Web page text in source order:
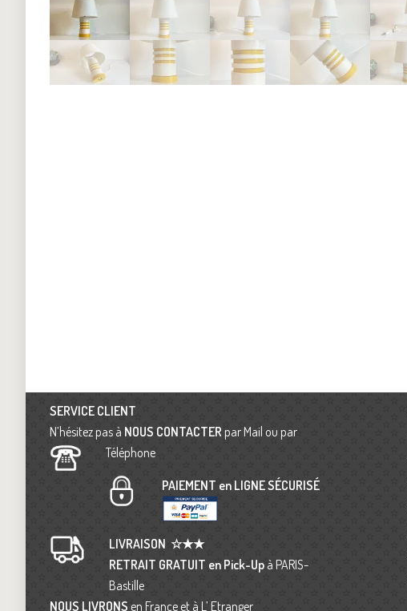
SERVICE CLIENT
N’hésitez pas à NOUS CONTACTER par Mail ou par
Téléphone
PAIEMENT en LIGNE SÉCURISÉ
LIVRAISON ☆★★
RETRAIT GRATUIT en Pick-Up à PARIS-
Bastille
NOUS LIVRONS en France et à L’ Etranger